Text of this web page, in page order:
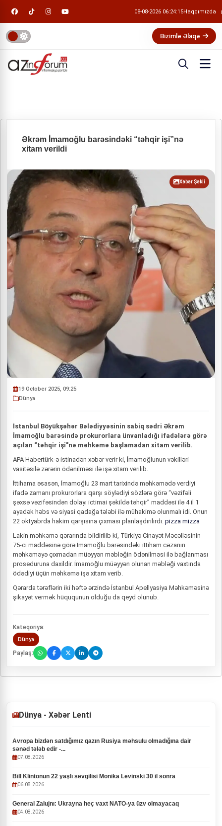
08-08-2026 06:24:15Haqqımızda
Bizimlə Əlaqə
Əkrəm İmamoğlu barəsindəki “təhqir işi”nə
xitam verildi
Xəbər Şəkli
19 October 2025, 09:25
Dünya
İstanbul Böyükşəhər Bələdiyyəsinin sabiq sədri Əkrəm
İmamoğlu barəsində prokurorlara ünvanladığı ifadələrə görə
açılan “təhqir işi"nə məhkəmə başlamadan xitam verilib.
APA Habertürk-ə istinadən xəbər verir ki, İmamoğlunun vəkilləri
vasitəsilə zərərin ödənilməsi ilə işə xitam verilib.
İttihama əsasən, İmamoğlu 23 mart tarixində məhkəmədə verdiyi
ifadə zamanı prokurorlara qarşı söylədiyi sözlərə görə “vəzifəli
şəxsə vəzifəsindən dolayı ictimai şəkildə təhqir” maddəsi ilə 4 il 1
ayadək həbs və siyasi qadağa tələbi ilə mühakimə olunmalı idi. Onun
22 oktyabrda hakim qarşısına çıxması planlaşdırılırdı. pizza mizza
Lakin məhkəmə qərarında bildirilib ki, Türkiyə Cinayət Məcəlləsinin
75-ci maddəsinə görə İmamoğlu barəsindəki ittiham cəzanın
məhkəməyə çıxmadan müəyyən məbləğin ödənilməsi ilə bağlanması
proseduruna daxildir. İmamoğlu müəyyən olunan məbləği vaxtında
ödədiyi üçün məhkəmə işə xitam verib.
Qərarda tərəflərin iki həftə ərzində İstanbul Apellyasiya Məhkəməsinə
şikayət vermək hüququnun olduğu da qeyd olunub.
Kateqoriya:
Dünya
Paylaş:
Dünya - Xəbər Lenti
Avropa bizdən satdığımız qazın Rusiya məhsulu olmadığına dair
sənəd tələb edir -...
07.08.2026
Bill Klintonun 22 yaşlı sevgilisi Monika Levinski 30 il sonra
06.08.2026
General Zalujnı: Ukrayna heç vaxt NATO-ya üzv olmayacaq
04.08.2026